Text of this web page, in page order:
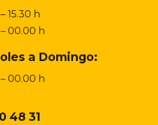
15.30 h
00.00 h
a Domingo:
00.00 h
48 31